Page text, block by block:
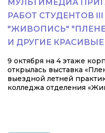
МУЛЬТИМЕДИА
РАБОТ СТУДЕНТОВ
"ЖИВОПИСЬ"
И ДРУГИЕ
9 октября на 4 этаже
открылась выставка
выездной летней
колледжа отделения